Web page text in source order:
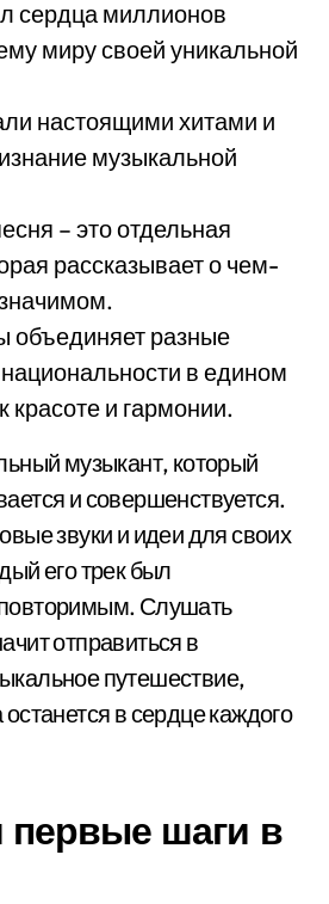
сердца миллионов
миру своей уникальной
настоящими хитами и
музыкальной
– это отдельная
рассказывает о чем-
объединяет разные
в едином
красоте и гармонии.
музыкант, который
и совершенствуется.
звуки и идеи для своих
его трек был
Слушать
отправиться в
путешествие,
останется в сердце каждого
первые шаги в